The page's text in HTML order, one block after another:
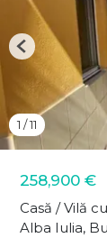
258,900 €
Casă / Vilă
Alba Iulia,
1 /11
Previous